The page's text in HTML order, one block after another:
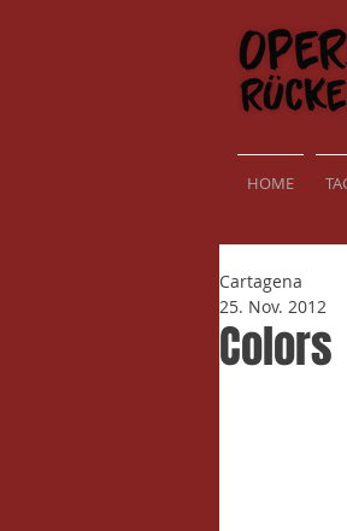
HOME
Colors
Cartagena
25. Nov. 2012